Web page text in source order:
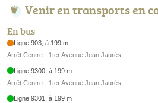
Venir en transports en
En bus
Ligne 903, à 199 m
Arrêt Centre - 1ter Avenue Jean Jaurés
Ligne 9300, à 199 m
Arrêt Centre - 1ter Avenue Jean Jaurés
Ligne 9301, à 199 m